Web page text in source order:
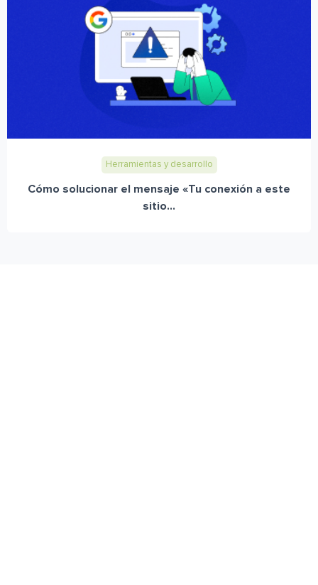
Herramientas y desarrollo
Cómo solucionar el mensaje «Tu conexión a este
sitio...